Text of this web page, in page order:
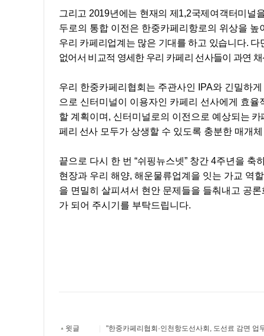
그리고 2019년에는 현재의 제 1,2국제여객터미널
두로의 통합 이전은 한중카페리항로의 위상을 높
우리 카페리업계는 많은 기대를 하고 있습니다. 다
없어서 비교적 영세한 우리 카페리 선사들이 과연
우리 한중카페리협회는 주관사인 IPA와 긴밀하
으로 신터미널이 이용자인 카페리 선사에게 효
할 계획이며 , 신터미널로의 이전으로 예상되는 카
페리 선사 모두가 상생할 수 있도록 충분한 매개
끝으로 다시 한 번 “쉬핑뉴스넷” 창간 4주년을 축
현장과 우리 해양, 해운물류업계을 잇는 가교 역
을 면밀히 살피셔서 현안 문제들을 들춰내고 공
가 되어 주시기를 부탁드립니다.
▲ 윗글 "한중카페리협회·인천항도선사회, 도선료 감면 업